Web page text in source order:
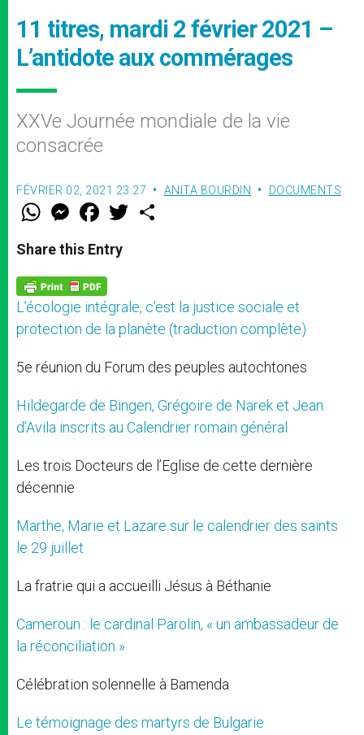
11 titres, mardi 2 février 2021 –
L’antidote aux commérages
XXVe Journée mondiale de la vie
consacrée
FÉVRIER 02, 2021 23:27 ANITA BOURDIN DOCUMENTS
W
t
s
p
p
M
e
s
e
g
e
r
F
a
e
b
o
k
w
Share this Entry
L’écologie intégrale, c’est la justice sociale et
protection de la planète (traduction complète)
5e réunion du Forum des peuples autochtones
Hildegarde de Bingen, Grégoire de Narek et Jean
d’Avila inscrits au Calendrier romain général
Les trois Docteurs de l’Eglise de cette dernière
décennie
Marthe, Marie et Lazare sur le calendrier des saints
le 29 juillet
La fratrie qui a accueilli Jésus à Béthanie
Cameroun : le cardinal Parolin, « un ambassadeur de
la réconciliation »
Célébration solennelle à Bamenda
Le témoignage des martyrs de Bulgarie